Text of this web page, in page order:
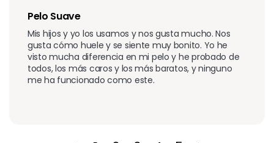
Pelo Suave
Mis hijos y yo los usamos y nos gusta mucho. Nos
gusta cómo huele y se siente muy bonito. Yo he
visto mucha diferencia en mi pelo y he probado de
todos, los más caros y los más baratos, y ninguno
me ha funcionado como este.